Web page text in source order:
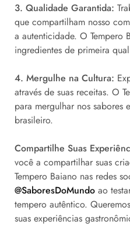
3. Qualidade Garantida:
que compartilham nosso
a autenticidade. O Tempero
ingredientes de primeira
4. Mergulhe na Cultura:
através de suas receitas. O
para mergulhar nos sabores
brasileiro.
Compartilhe Suas
você a compartilhar suas
Tempero Baiano nas redes
@SaboresDoMundo ao
tempero autêntico.
suas experiências